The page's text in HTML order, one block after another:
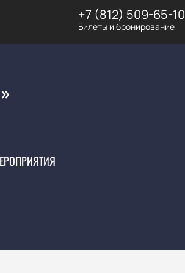
+7 (812) 509-65-10
Билеты и бронирование